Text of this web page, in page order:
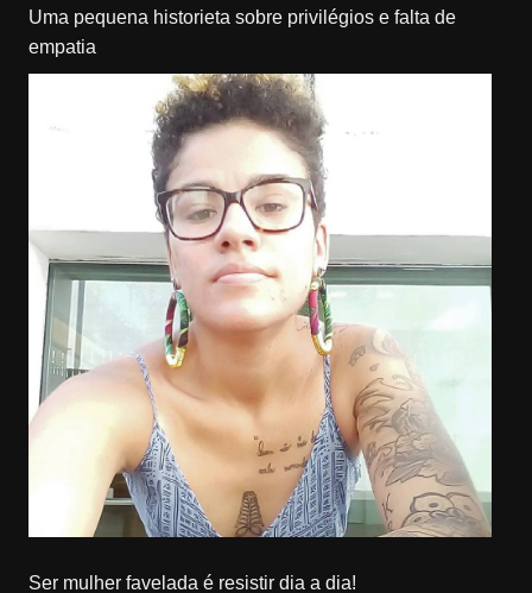
Uma pequena historieta sobre privilégios e falta de
empatia
Ser mulher favelada é resistir dia a dia!